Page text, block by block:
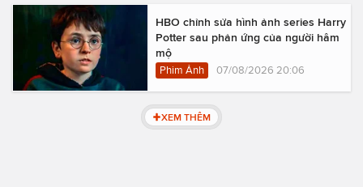
HBO chỉnh sửa hình ảnh series Harry
Potter sau phản ứng của người hâm
mộ
Phim Ảnh 07/08/2026 20:06
XEM THÊM